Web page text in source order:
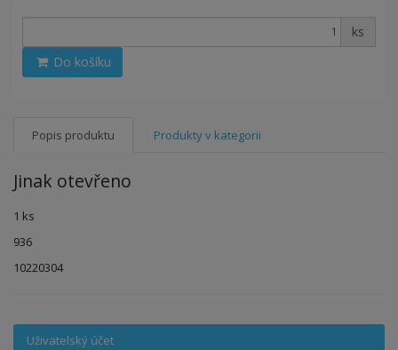
ks
Do košíku
Popis produktu Produkty v kategorii
Jinak otevřeno
1 ks
936
10220304
Uživatelský účet